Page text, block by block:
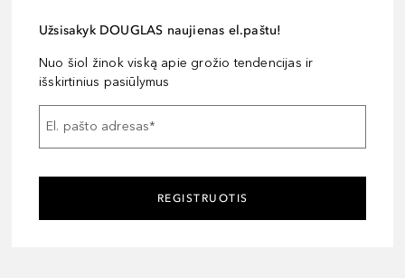
Užsisakyk DOUGLAS naujienas el.paštu!
Nuo šiol žinok viską apie grožio tendencijas ir
išskirtinius pasiūlymus
El. pašto adresas*
REGISTRUOTIS